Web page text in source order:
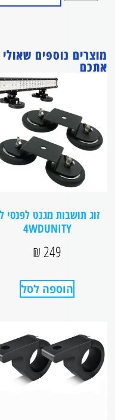
מוצרים נוספים שאולי
אתכם
זוג תושבות מגנט לפנסי
4WDUNITY
249
₪
הוספה לסל